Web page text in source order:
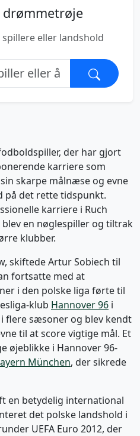
eller landshold
der har gjort
karriere som
skarpe målnæse og evne
på det rette tidspunkt.
karriere i Ruch
en nøglespiller og tiltrak
klubber.
skiftede Artur Sobiech til
fortsatte med at
i den polske liga førte til
klub Hannover 96 i
i flere sæsoner og blev kendt
til at score vigtige mål. Et
øjeblikke i Hannover 96-
München, der sikrede
en betydelig international
det polske landshold i
UEFA Euro 2012, der